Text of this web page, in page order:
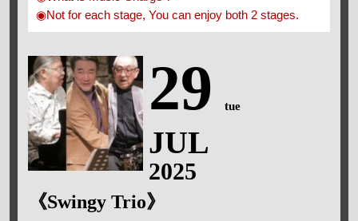
◉Not for each stage, You can enjoy both 2 stages.
29 tue
JUL
2025
《Swingy Trio》